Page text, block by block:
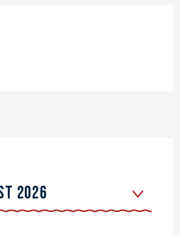
2026